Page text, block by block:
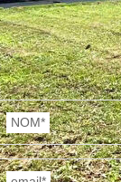
NOM*